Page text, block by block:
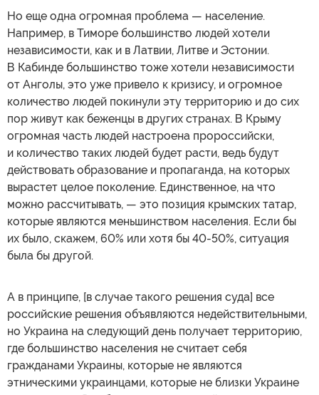
Но еще одна огромная проблема — население.
Например, в Тиморе большинство людей хотели
независимости, как и в Латвии, Литве и Эстонии.
В Кабинде большинство тоже хотели независимости
от Анголы, это уже привело к кризису, и огромное
количество людей покинули эту территорию и до сих
пор живут как беженцы в других странах. В Крыму
огромная часть людей настроена пророссийски,
и количество таких людей будет расти, ведь будут
действовать образование и пропаганда, на которых
вырастет целое поколение. Единственное, на что
можно рассчитывать, — это позиция крымских татар,
которые являются меньшинством населения. Если бы
их было, скажем, 60% или хотя бы 40-50%, ситуация
была бы другой.
А в принципе, [в случае такого решения суда] все
российские решения объявляются недействительными,
но Украина на следующий день получает территорию,
где большинство населения не считает себя
гражданами Украины, которые не являются
этническими украинцами, которые не близки Украине